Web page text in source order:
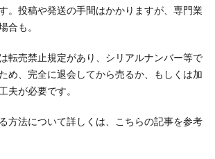
。投稿や発送の手間はかかりますが、専門業
合も。
転売禁止規定があり、シリアルナンバー等で
め、完全に退会してから売るか、もしくは加
夫が必要です。
方法について詳しくは、こちらの記事を参考